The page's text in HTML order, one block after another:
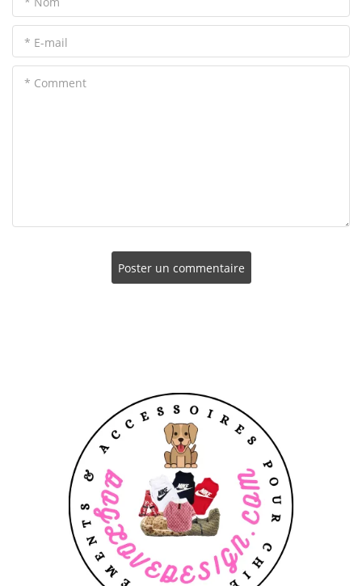
* E-mail
* Comment
Poster un commentaire